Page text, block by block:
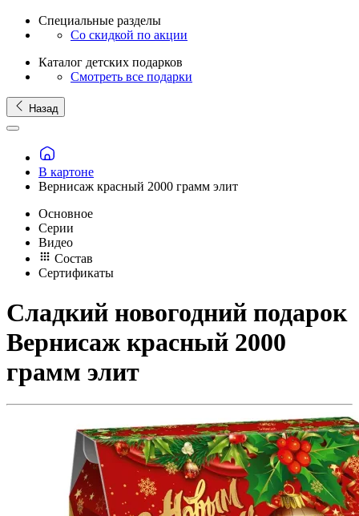
Специальные разделы
Со скидкой по акции
Каталог детских подарков
Смотреть все подарки
Назад
В картоне
Вернисаж красный 2000 грамм элит
Основное
Серии
Видео
Состав
Сертификаты
Сладкий новогодний подарок
Вернисаж красный 2000
грамм элит